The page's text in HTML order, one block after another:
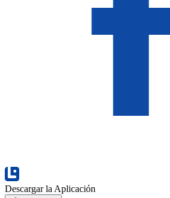
Descargar la Aplicación